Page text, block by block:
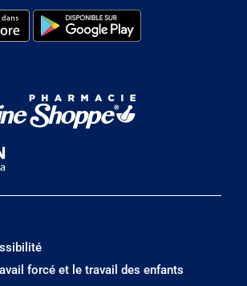
forcé et le travail des enfants